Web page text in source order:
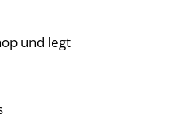
und legt